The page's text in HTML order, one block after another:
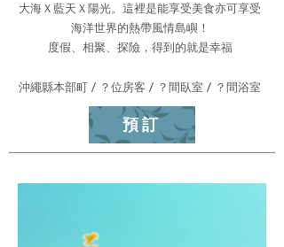
大海Ｘ藍天Ｘ陽光。這裡是能享受美食亦可享受
海洋世界的熱帶風情島嶼！
度假、相聚、探險，得到的就是幸福
沖繩縣本部町 / ？位房客 / ？間臥室 / ？間浴室
預訂